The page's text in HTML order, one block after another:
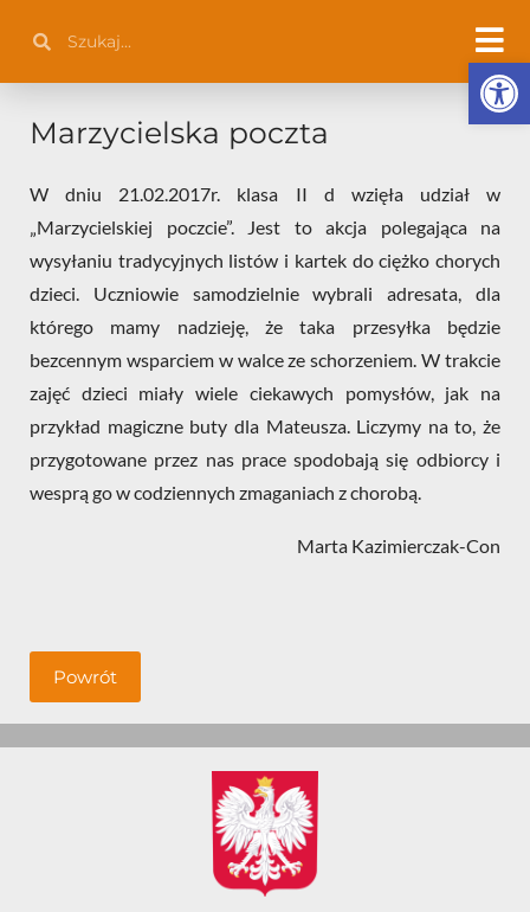
treści
Marzycielska poczta
W dniu 21.02.2017r. klasa II d wzięła udział w
„Marzycielskiej poczcie”. Jest to akcja polegająca na
wysyłaniu tradycyjnych listów i kartek do ciężko chorych
dzieci. Uczniowie samodzielnie wybrali adresata, dla
którego mamy nadzieję, że taka przesyłka będzie
bezcennym wsparciem w walce ze schorzeniem. W trakcie
zajęć dzieci miały wiele ciekawych pomysłów, jak na
przykład magiczne buty dla Mateusza. Liczymy na to, że
przygotowane przez nas prace spodobają się odbiorcy i
wesprą go w codziennych zmaganiach z chorobą.
Marta Kazimierczak-Con
Powrót